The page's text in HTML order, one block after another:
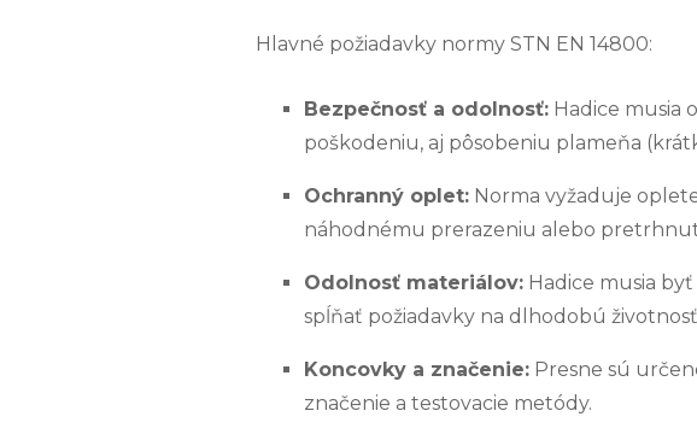
Hlavné požiadavky normy STN EN 14800:
Bezpečnosť a odolnosť:Hadice musia
poškodeniu, aj pôsobeniu plameňa
Ochranný oplet:Norma vyžaduje
náhodnému prerazeniu alebo
Odolnosť materiálov:Hadice musia
spĺňať požiadavky na dlhodobú životnosť
Koncovky a značenie:Presne sú
značenie a testovacie metódy.